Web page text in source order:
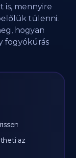
is, mennyire
túlenni.
hogyan
fogyókúrás
az